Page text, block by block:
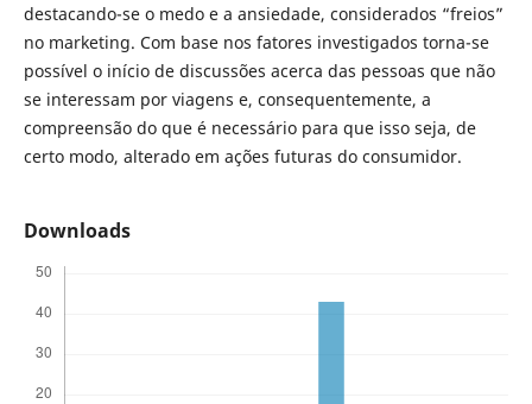
destacando-se o medo e a ansiedade, considerados “freios”
no marketing. Com base nos fatores investigados torna-se
possível o início de discussões acerca das pessoas que não
se interessam por viagens e, consequentemente, a
compreensão do que é necessário para que isso seja, de
certo modo, alterado em ações futuras do consumidor.
Downloads